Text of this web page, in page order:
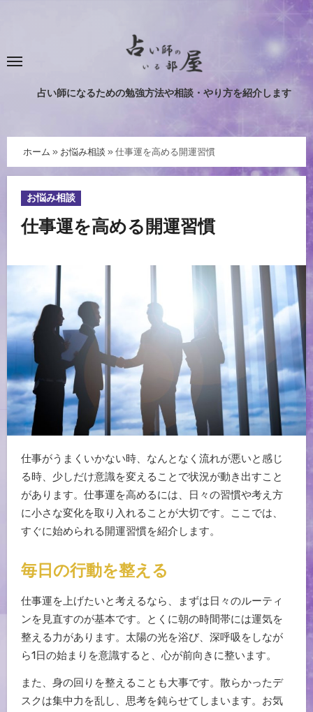
ス
占い師になるための勉強方法や相談・やり方を紹介します
ホーム » お悩み相談 » 仕事運を高める開運習慣
お悩み相談
仕事運を高める開運習慣
仕事がうまくいかない時、なんとなく流れが悪いと感じ
る時、少しだけ意識を変えることで状況が動き出すこと
があります。仕事運を高めるには、日々の習慣や考え方
に小さな変化を取り入れることが大切です。ここでは、
すぐに始められる開運習慣を紹介します。
毎日の行動を整える
仕事運を上げたいと考えるなら、まずは日々のルーティ
ンを見直すのが基本です。とくに朝の時間帯には運気を
整える力があります。太陽の光を浴び、深呼吸をしなが
ら1日の始まりを意識すると、心が前向きに整います。
また、身の回りを整えることも大事です。散らかったデ
スクは集中力を乱し、思考を鈍らせてしまいます。お気